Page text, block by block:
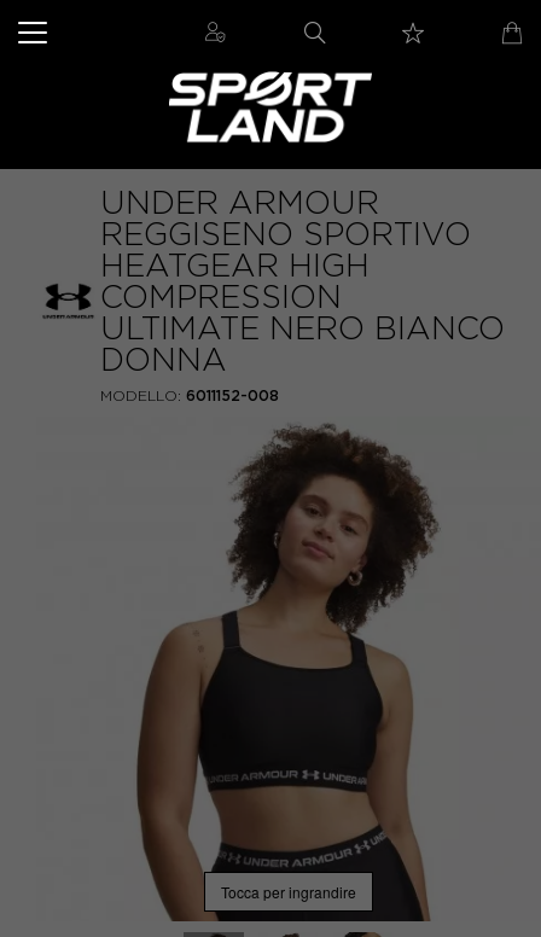
UNDER ARMOUR
REGGISENO SPORTIVO
HEATGEAR HIGH
COMPRESSION
ULTIMATE NERO BIANCO
DONNA
MODELLO: 6011152-008
Tocca per ingrandire